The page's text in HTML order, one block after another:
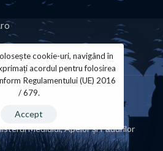
Mediului, Apelor și Pădurilor
cookie-uri, navigând în
acordul pentru folosirea
Regulamentului (UE) 2016
/ 679.
Accept